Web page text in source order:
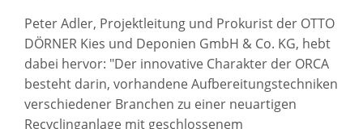
Peter Adler, Projektleitung und Prokurist der OTTO
DÖRNER Kies und Deponien GmbH & Co. KG, hebt
dabei hervor: "Der innovative Charakter der ORCA
besteht darin, vorhandene Aufbereitungstechniken
verschiedener Branchen zu einer neuartigen
Recyclinganlage mit geschlossenem